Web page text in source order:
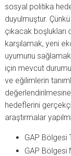
sosyal politika
duyulmuştur.
çıkacak boşlukları
karşılamak, yeni
uyumunu
için mevcut
ve eğilimlerin
hedeflerini
araştırmalar
GAP Bölgesi
GAP Bölgesi